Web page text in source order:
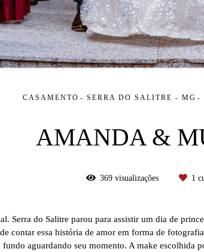
CASAMENTO SERRA DO SALITRE - MG
AMANDA &
369visualizações 1
Serra do Salitre parou para assistir um dia de
contar essa história de amor em forma de
aguardando seu momento. A make escolhida